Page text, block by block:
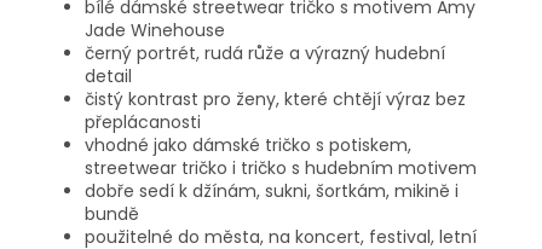
bílé dámské streetwear tričko s motivem Amy
Jade Winehouse
černý portrét, rudá růže a výrazný hudební
detail
čistý kontrast pro ženy, které chtějí výraz bez
přeplácanosti
vhodné jako dámské tričko s potiskem,
streetwear tričko i tričko s hudebním motivem
dobře sedí k džínám, sukni, šortkám, mikině i
bundě
použitelné do města, na koncert, festival, letní